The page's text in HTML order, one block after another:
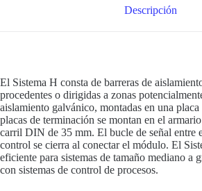
Descripción
El Sistema H consta de barreras de
procedentes o dirigidas a zonas
aislamiento galvánico, montadas en una
placas de terminación se montan en el
carril DIN de 35 mm. El bucle de señal entre
control se cierra al conectar el módulo. El
eficiente para sistemas de tamaño mediano a
con sistemas de control de procesos.